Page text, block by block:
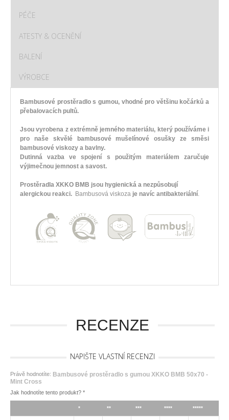
PÉČE
ATESTY & OCENĚNÍ
BALENÍ
VÝROBCE
Bambusové prostěradlo s gumou, vhodné pro většinu kočárků a
přebalovacích pultů.
Jsou vyrobena z extrémně jemného materiálu, který používáme i
pro naše skvělé bambusové mušelínové osušky ze směsi
bambusové viskozy a bavlny.
Dutinná vazba ve spojení s použitým materiálem zaručuje
výjimečnou jemnost a savost.
Prostěradla XKKO BMB jsou hygienická a nezpůsobují
alergickou reakci. Bambusová viskoza je navíc antibakteriální.
RECENZE
NAPIŠTE VLASTNÍ RECENZI
Právě hodnotíte: Bambusové prostěradlo s gumou XKKO BMB 50x70 -
Mint Cross
Jak hodnotíte tento produkt? *
* ** *** **** *****